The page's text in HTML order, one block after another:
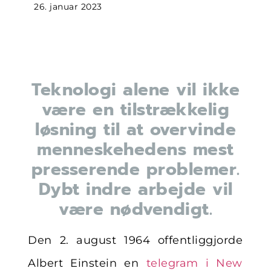
26. januar 2023
Teknologi alene vil ikke
være en tilstrækkelig
løsning til at overvinde
menneskehedens mest
presserende problemer.
Dybt indre arbejde vil
være nødvendigt.
Den 2. august 1964 offentliggjorde
Albert Einstein en telegram i New